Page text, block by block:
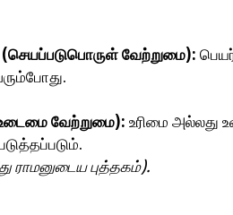
வேற்றுமை):
வேற்றுமை): உரிமை அல்லது
ராமனுடைய புத்தகம்).